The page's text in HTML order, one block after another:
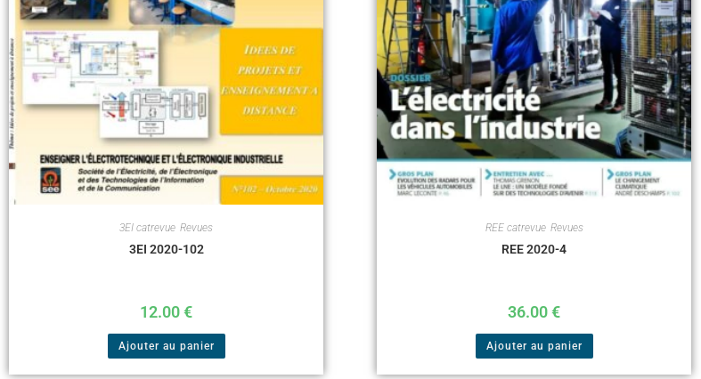
3EI catrevue Revues
3EI 2020-102
12.00€
Ajouter au panier
REE catrevue, Revues
REE 2020-4
36.00€
Ajouter au panier